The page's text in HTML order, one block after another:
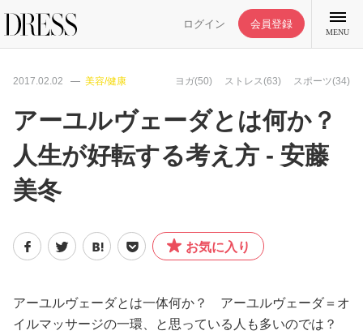
ログイン 会員登録
MENU
特集記事
ライフスタイル
ファッション
2017.02.02 美容/健康 ヨガ(50) ストレス(63) スポーツ(34)
アーユルヴェーダとは何か？
人生が好転する考え方 - 安藤
美冬
お気に入り
アーユルヴェーダとは一体何か？ アーユルヴェーダ＝オ
イルマッサージの一環、と思っている人も多いのでは？